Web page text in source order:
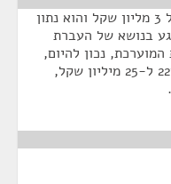
אמרתי כרגע שתקציב החירום הוא של 3 מליון שקל והוא נתון
בנושא של העברת
העלות המוערכת, נכון להיום,
לשיקום כל הכפר העתידי, מדובר בין22 ל-25 מיליון שקל,